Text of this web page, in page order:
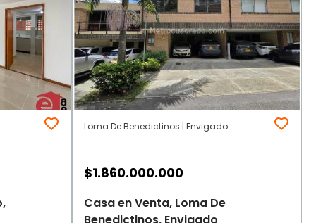
Loma De Benedictinos | Envigado
$1.860.000.000
Casa en Venta, Loma De